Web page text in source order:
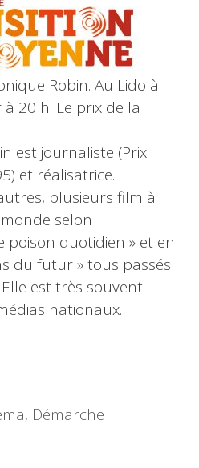
Robin. Au Lido à
20 h. Le prix de la
est journaliste (Prix
et réalisatrice.
plusieurs film à
selon
poison quotidien » et en
du futur » tous passés
est très souvent
nationaux.
, Démarche